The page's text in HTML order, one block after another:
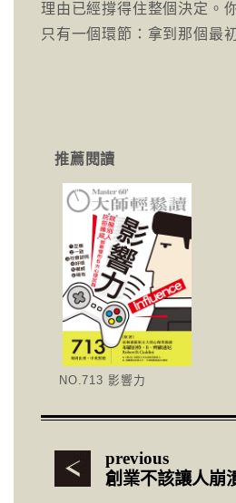
理由已經撐得住整個決定。
只有一個環節：拿到那個最
推薦閱讀
NO.713 影響力
previous
創業不該讓人崩